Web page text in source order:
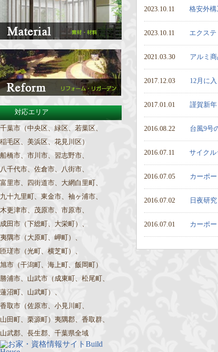
2023.10.11 格安外
2023.10.11 エクス
2021.03.30 アルミ
2017.12.03 12月に
2017.01.01 謹賀新年
2016.08.22 台風9号
2016.07.11 サイク
2016.07.05 カーポ
2016.07.02 日夜研
2016.07.01 カーポ
対応エリア
千葉市（中央区、緑区、若葉区、
稲毛区、美浜区、花見川区）
船橋市、市川市、習志野市、
八千代市、佐倉市、八街市、
富里市、四街道市、大網白里町、
九十九里町、東金市、袖ヶ浦市、
木更津市、茂原市、市原市、
成田市（下総町、大栄町）、
夷隅市（大原町、岬町）、
匝瑳市（光町、横芝町）、
旭市（干潟町、海上町、飯岡町）
勝浦市、山武市（成東町、松尾町、
蓮沼町、山武町）、
香取市（佐原市、小見川町、
山田町、栗源町）夷隅郡、香取群、
山武郡、長生郡、千葉県全域